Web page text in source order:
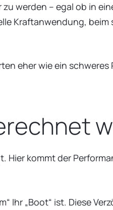
werden – egal ob in
Kraftanwendung,
eher wie ein schweres
Hier kommt der
Ihr „Boot“ ist. Diese